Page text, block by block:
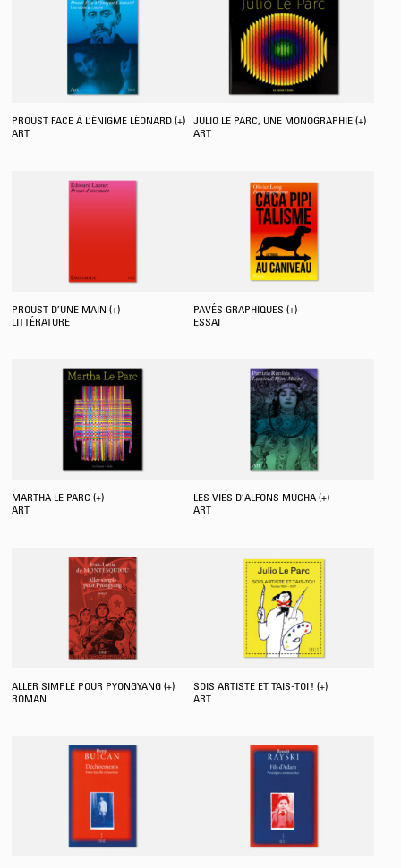
PROUST FACE À L’ÉNIGME LÉONARD (+)
ART
JULIO LE PARC, UNE MONOGRAPHIE (+)
ART
PROUST D’UNE MAIN (+)
LITTÉRATURE
PAVÉS GRAPHIQUES (+)
ESSAI
MARTHA LE PARC (+)
ART
LES VIES D’ALFONS MUCHA (+)
ART
ALLER SIMPLE POUR PYONGYANG (+)
ROMAN
SOIS ARTISTE ET TAIS-TOI ! (+)
ART